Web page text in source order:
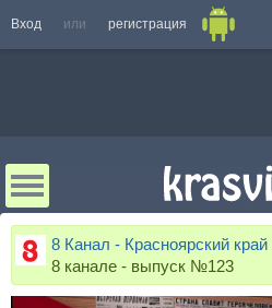
Вход или регистрация
8 Канал - Красноярский край
8 канале - выпуск №123